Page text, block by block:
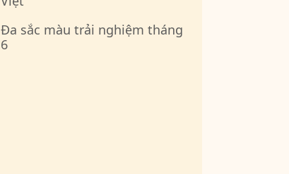
Đa sắc màu trải nghiệm tháng
6